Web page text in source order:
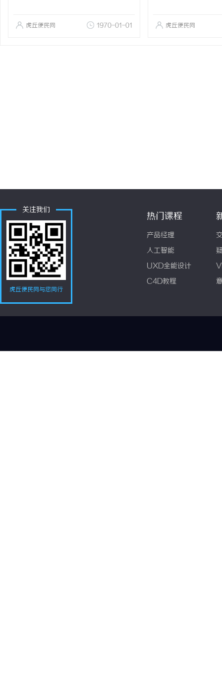
虎丘便民网 1970-01-01 虎丘便民网
关注我们
虎丘便民网与您同行
热门课程
产品经理
人工智能
UXD全能设计
C4D教程